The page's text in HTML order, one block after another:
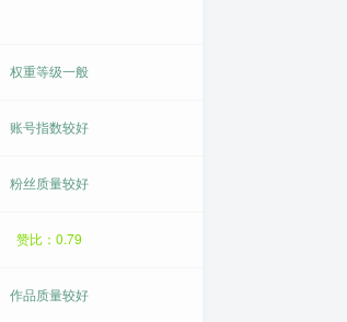
权重等级一般
账号指数较好
粉丝质量较好
赞比：0.79
作品质量较好